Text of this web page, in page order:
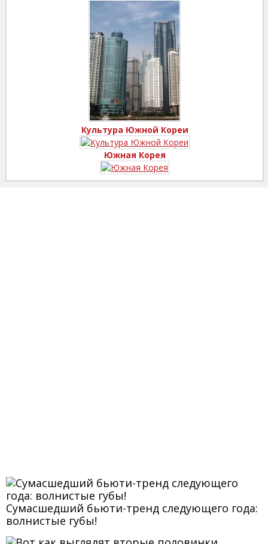
Культура Южной Кореи
Южная Корея
Сумасшедший бьюти-тренд следующего года:
волнистые губы!